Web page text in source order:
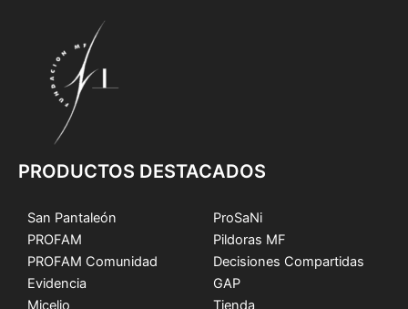
PRODUCTOS DESTACADOS
San Pantaleón
PROFAM
PROFAM Comunidad
Evidencia
Micelio
ProSaNi
Pildoras MF
Decisiones Compartidas
GAP
Tienda